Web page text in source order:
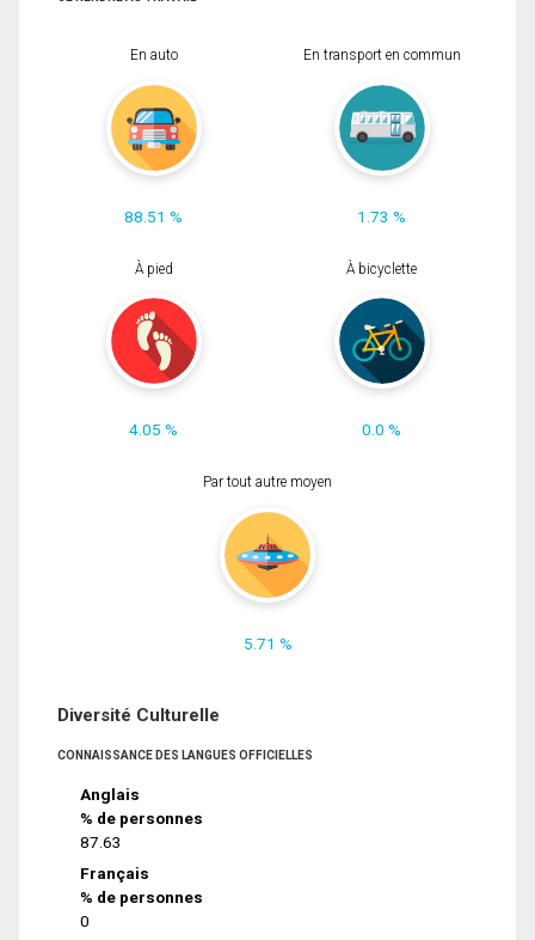
En auto
88.51 %
En transport en commun
1.73 %
À pied
4.05 %
À bicyclette
0.0 %
Par tout autre moyen
5.71 %
Diversité Culturelle
CONNAISSANCE DES LANGUES OFFICIELLES
Anglais
% de personnes
87.63
Français
% de personnes
0